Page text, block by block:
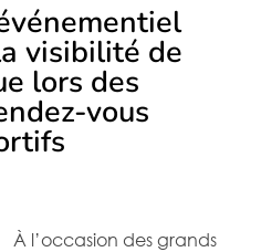
visibilité de
lors des
vous
À l’occasion des grands